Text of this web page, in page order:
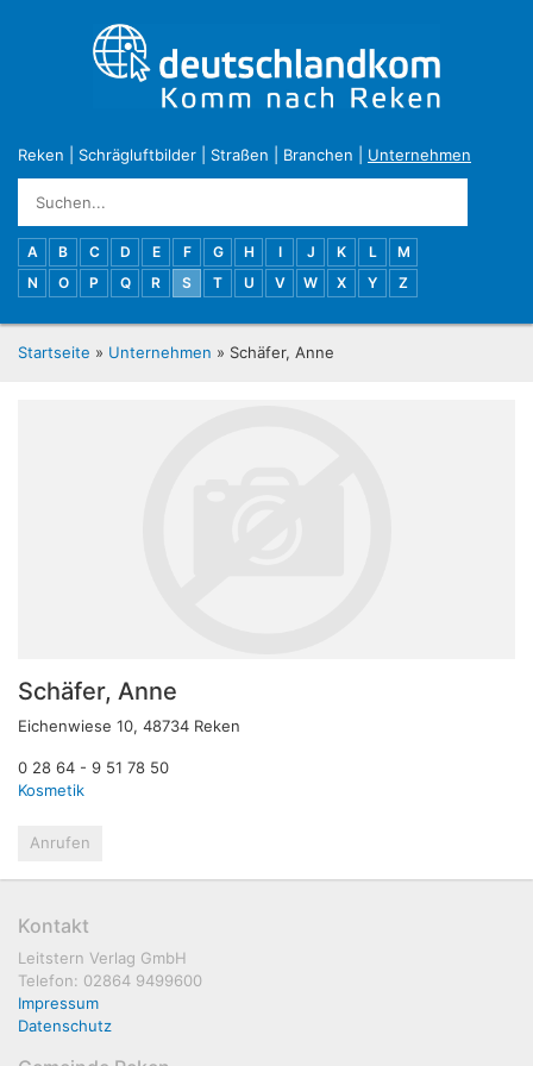
Reken Schrägluftbilder Straßen Branchen Unternehmen
A B C D E F G H I J K L
M
N
O P Q R S T U V W X Y Z
Startseite » Unternehmen » Schäfer, Anne
Schäfer, Anne
Eichenwiese 10, 48734 Reken
0 28 64 - 9 51 78 50
Kosmetik
Anrufen
Kontakt
Leitstern Verlag GmbH
Telefon: 02864 9499600
Impressum
Datenschutz